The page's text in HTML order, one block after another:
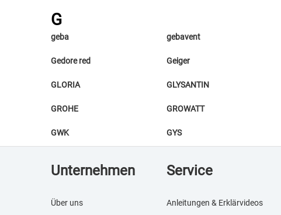
G
geba gebavent
Gedore red Geiger
GLORIA GLYSANTIN
GROHE GROWATT
GWK GYS
Unternehmen
Über uns
Service
Anleitungen & Erklärvideos